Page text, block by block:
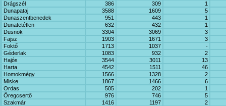
Drágszél
386 309
1
Dunapataj
3588 1609
5
Dunaszentbenedek
951 443
1
Dunatetétlen
632 432
1
Dusnok
3304 3069
3
Fajsz
1903 1671
3
Foktő
1713 1037
-
Géderlak
1083 932
2
Hajós
3544 3011
13
Harta
4542 1511
46
Homokmégy
1566 1328
2
Miske
1867 1466
6
Ordas
505 202
1
Öregcsertő
976 746
5
Szakmár
1416 1197
2